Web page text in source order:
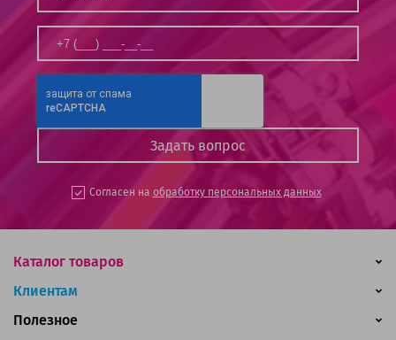
Согласен на обработку персональных данных
Каталог товаров
Клиентам
Полезное